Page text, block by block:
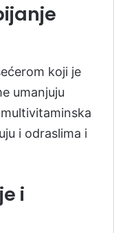
koji je
umanjuju
i odraslima i
i